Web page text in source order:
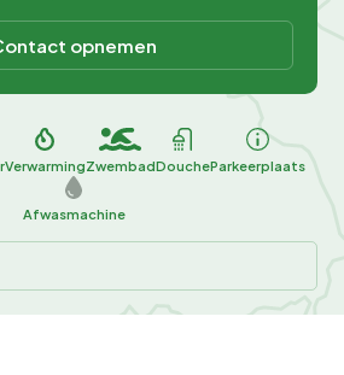
opnemen
VerwarmingZwembadDoucheParkeerplaats
Afwasmachine